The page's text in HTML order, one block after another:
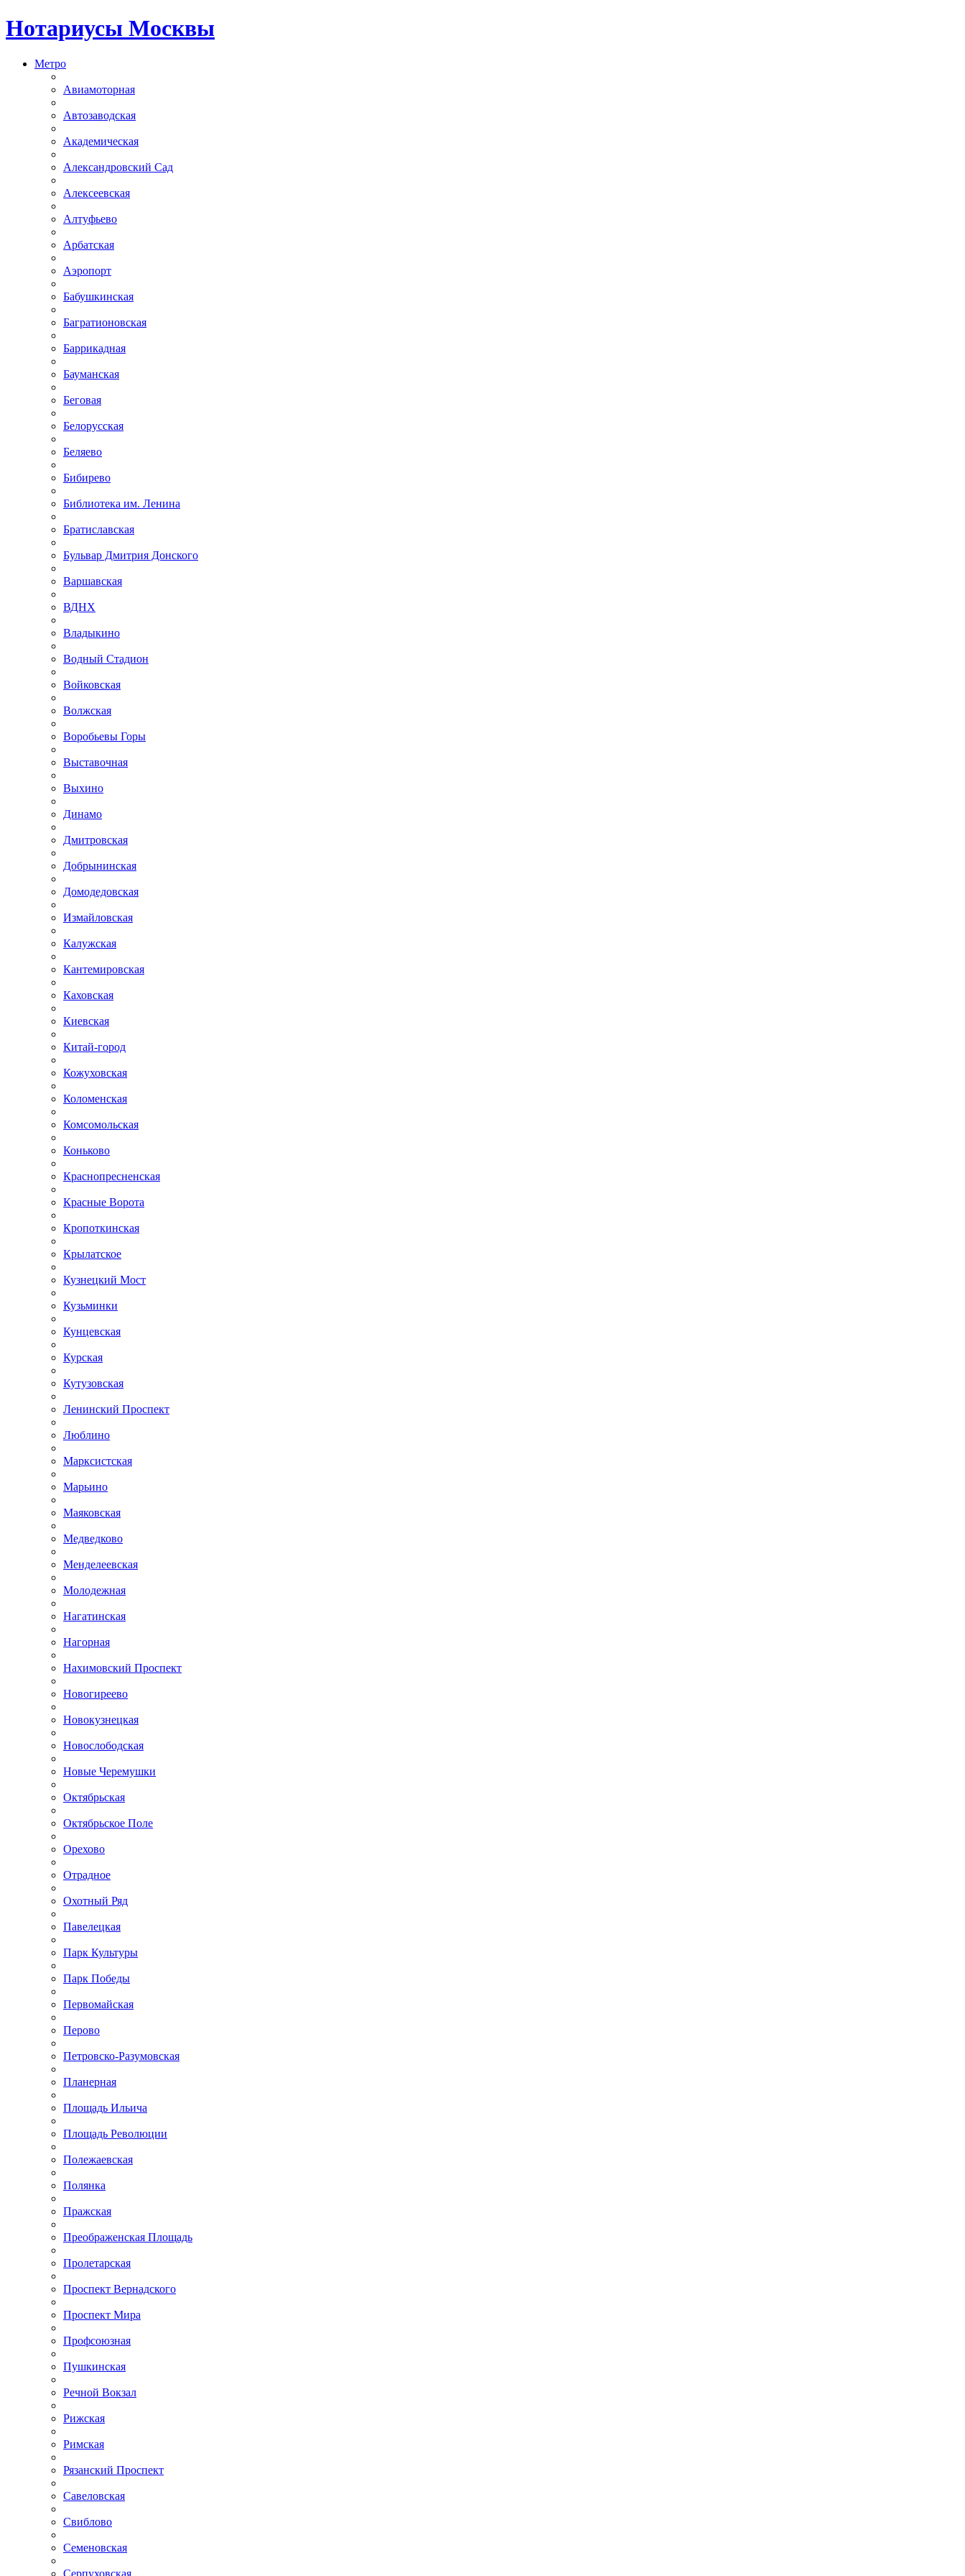
Нотариусы Москвы
Метро
Авиамоторная
Автозаводская
Академическая
Александровский Сад
Алексеевская
Алтуфьево
Арбатская
Аэропорт
Бабушкинская
Багратионовская
Баррикадная
Бауманская
Беговая
Белорусская
Беляево
Бибирево
Библиотека им. Ленина
Братиславская
Бульвар Дмитрия Донского
Варшавская
ВДНХ
Владыкино
Водный Стадион
Войковская
Волжская
Воробьевы Горы
Выставочная
Выхино
Динамо
Дмитровская
Добрынинская
Домодедовская
Измайловская
Калужская
Кантемировская
Каховская
Киевская
Китай-город
Кожуховская
Коломенская
Комсомольская
Коньково
Краснопресненская
Красные Ворота
Кропоткинская
Крылатское
Кузнецкий Мост
Кузьминки
Кунцевская
Курская
Кутузовская
Ленинский Проспект
Люблино
Марксистская
Марьино
Маяковская
Медведково
Менделеевская
Молодежная
Нагатинская
Нагорная
Нахимовский Проспект
Новогиреево
Новокузнецкая
Новослободская
Новые Черемушки
Октябрьская
Октябрьское Поле
Орехово
Отрадное
Охотный Ряд
Павелецкая
Парк Культуры
Парк Победы
Первомайская
Перово
Петровско-Разумовская
Планерная
Площадь Ильича
Площадь Революции
Полежаевская
Полянка
Пражская
Преображенская Площадь
Пролетарская
Проспект Вернадского
Проспект Мира
Профсоюзная
Пушкинская
Речной Вокзал
Рижская
Римская
Рязанский Проспект
Савеловская
Свиблово
Семеновская
Серпуховская